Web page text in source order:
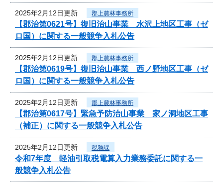
2025年2月12日更新 郡上農林事務所
【郡治第0621号】復旧治山事業 水沢上地区工事（ゼ
ロ国）に関する一般競争入札公告
2025年2月12日更新 郡上農林事務所
【郡治第0619号】復旧治山事業 西ノ野地区工事（ゼ
ロ国）に関する一般競争入札公告
2025年2月12日更新 郡上農林事務所
【郡治第0617号】緊急予防治山事業 家ノ洞地区工事
（補正）に関する一般競争入札公告
2025年2月12日更新 税務課
令和7年度 軽油引取税電算入力業務委託に関する一
般競争入札公告